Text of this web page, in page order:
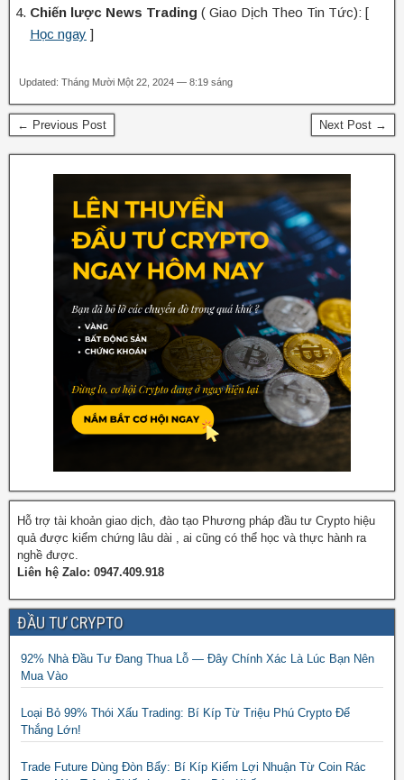
Chiến lược News Trading ( Giao Dịch Theo Tin Tức): [
Học ngay ]
Updated: Tháng Mười Một 22, 2024 — 8:19 sáng
← Previous Post Next Post →
Hỗ trợ tài khoản giao dịch, đào tạo Phương pháp đầu tư Crypto hiệu
quả được kiểm chứng lâu dài , ai cũng có thể học và thực hành ra
nghề được.
Liên hệ Zalo: 0947.409.918
ĐẦU TƯ CRYPTO
92% Nhà Đầu Tư Đang Thua Lỗ — Đây Chính Xác Là Lúc Bạn Nên
Mua Vào
Loại Bỏ 99% Thói Xấu Trading: Bí Kíp Từ Triệu Phú Crypto Để
Thắng Lớn!
Trade Future Dùng Đòn Bẩy: Bí Kíp Kiếm Lợi Nhuận Từ Coin Rác